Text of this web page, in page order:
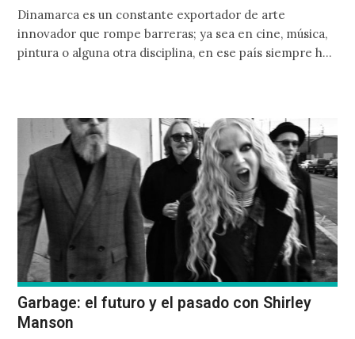
Dinamarca es un constante exportador de arte
innovador que rompe barreras; ya sea en cine, música,
pintura o alguna otra disciplina, en ese país siempre hay
Garbage: el futuro y el pasado con Shirley
Manson